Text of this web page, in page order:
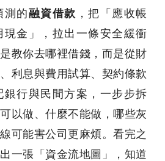
測的融資借款 ，把「應收帳
現金」，拉出一條安全緩衝
教你去哪裡借錢，而是從財
利息與費用試算、契約條款
銀行與民間方案，一步步拆
以做、什麼不能做，哪些灰
可能害公司更麻煩。看完之
一張「資金流地圖」，知道